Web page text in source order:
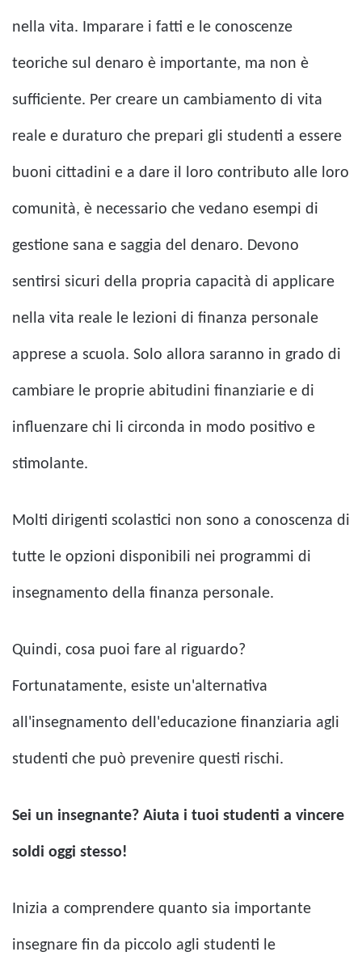
nella vita. Imparare i fatti e le conoscenze
teoriche sul denaro è importante, ma non è
sufficiente. Per creare un cambiamento di vita
reale e duraturo che prepari gli studenti a essere
buoni cittadini e a dare il loro contributo alle loro
comunità, è necessario che vedano esempi di
gestione sana e saggia del denaro. Devono
sentirsi sicuri della propria capacità di applicare
nella vita reale le lezioni di finanza personale
apprese a scuola. Solo allora saranno in grado di
cambiare le proprie abitudini finanziarie e di
influenzare chi li circonda in modo positivo e
stimolante.
Molti dirigenti scolastici non sono a conoscenza di
tutte le opzioni disponibili nei programmi di
insegnamento della finanza personale.
Quindi, cosa puoi fare al riguardo?
Fortunatamente, esiste un'alternativa
all'insegnamento dell'educazione finanziaria agli
studenti che può prevenire questi rischi.
Sei un insegnante? Aiuta i tuoi studenti a vincere
soldi oggi stesso!
Inizia a comprendere quanto sia importante
insegnare fin da piccolo agli studenti le